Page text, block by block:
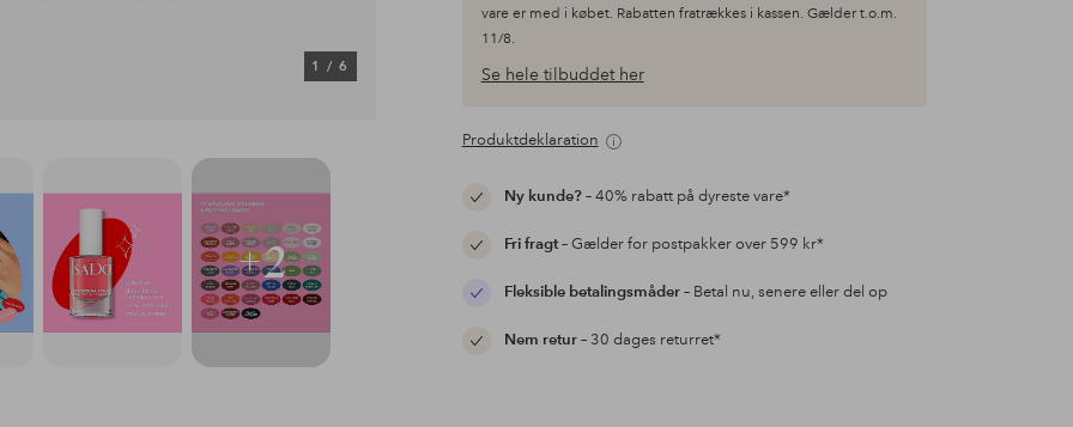
1/ 6
vare er med i købet. Rabatten fratrækkes i kassen. Gælder t.o.m.
11/8.
Se hele tilbuddet her
Produktdeklaration
Ny kunde?– 40% rabatt på dyreste vare*
Fri fragt– Gælder for postpakker over 599 kr*
Fleksible betalingsmåder– Betal nu, senere eller del op
Nem retur– 30 dages returret*
+2